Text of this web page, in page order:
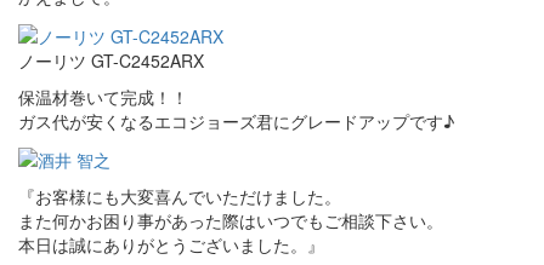
ノーリツ GT-C2452ARX
保温材巻いて完成！！
ガス代が安くなるエコジョーズ君にグレードアップです♪
『お客様にも大変喜んでいただけました。
また何かお困り事があった際はいつでもご相談下さい。
本日は誠にありがとうございました。』